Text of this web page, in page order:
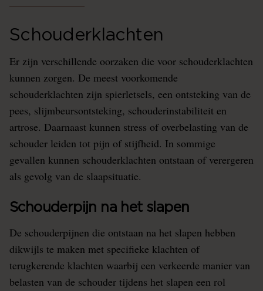
Schouderklachten
Er zijn verschillende oorzaken die voor schouderklachten
kunnen zorgen. De meest voorkomende
schouderklachten zijn spierletsels, een ontsteking van de
pees, slijmbeursontsteking, schouderinstabiliteit en
artrose. Daarnaast kunnen stress of overbelasting van de
schouder leiden tot pijn of stijfheid. In sommige
gevallen kunnen schouderklachten ontstaan of verergeren
als gevolg van de slaapsituatie.
Schouderpijn na het slapen
De schouderpijnen die ontstaan na het slapen hebben
dikwijls te maken met specifieke klachten of
terugkerende klachten waarbij een verkeerde manier van
belasten van de schouder tijdens het slapen een rol